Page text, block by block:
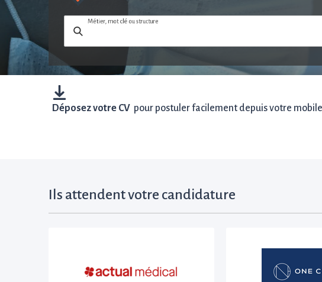
Métier, mot clé ou structure
Déposez votre CV pour postuler facilement depuis votre
Ils attendent votre candidature